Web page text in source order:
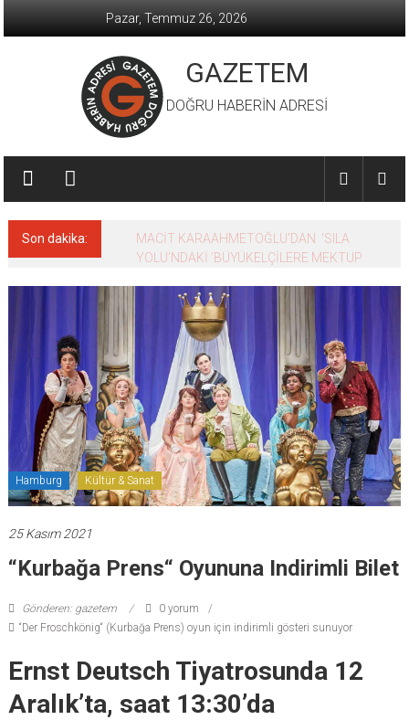
Pazar, Temmuz 26, 2026
GAZETEM
DOĞRU HABERİN ADRESİ
Son dakika:
MACİT KARAAHMETOĞLU’DAN ‘SILA
YOLU’NDAKİ ’BÜYÜKELÇİLERE MEKTUP
Hamburg Kültür & Sanat
25 Kasım 2021
“Kurbağa Prens“ Oyununa Indirimli Bilet
Gönderen: gazetem
0 yorum
“Der Froschkönig“ (Kurbağa Prens) oyun için indirimli gösteri sunuyor
Ernst Deutsch Tiyatrosunda 12
Aralık’ta, saat 13:30’da